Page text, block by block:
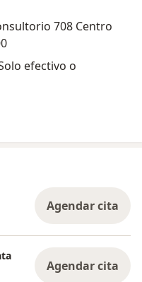
708 Centro
efectivo o
Agendar cita
Agendar cita